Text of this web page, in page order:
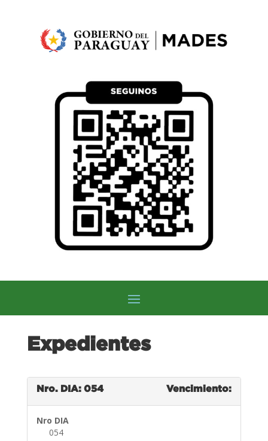
Expedientes
Nro. DIA: 054 Vencimiento:
Nro DIA
054